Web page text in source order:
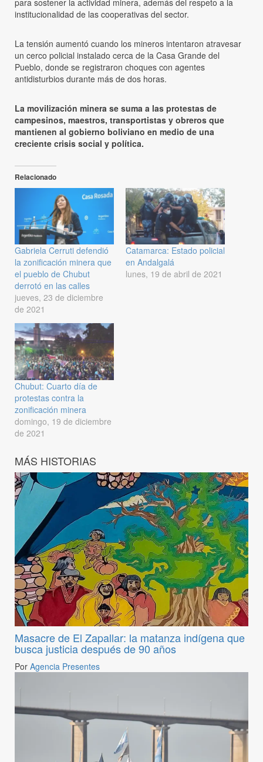
institucionalidad de las cooperativas del sector.
La tensión aumentó cuando los mineros intentaron atravesar
un cerco policial instalado cerca de la Casa Grande del
Pueblo, donde se registraron choques con agentes
antidisturbios durante más de dos horas.
La movilización minera se suma a las protestas de
campesinos, maestros, transportistas y obreros que
mantienen al gobierno boliviano en medio de una
creciente crisis social y política.
Relacionado
Gabriela Cerruti defendió
la zonificación minera que
el pueblo de Chubut
derrotó en las calles
jueves, 23 de diciembre
de 2021
Catamarca: Estado policial
en Andalgalá
lunes, 19 de abril de 2021
Chubut: Cuarto día de
protestas contra la
zonificación minera
domingo, 19 de diciembre
de 2021
MÁS HISTORIAS
Masacre de El Zapallar: la matanza indígena que
busca justicia después de 90 años
Por Agencia Presentes